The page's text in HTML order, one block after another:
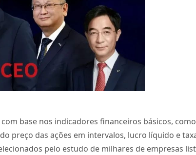
base nos indicadores financeiros básicos, como
preço das ações em intervalos, lucro líquido e
pelo estudo de milhares de empresas